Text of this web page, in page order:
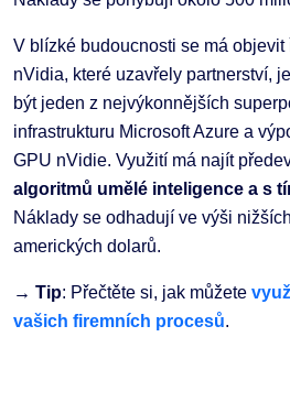
V blízké budoucnosti se má objevit
nVidia, které uzavřely partnerství,
být jeden z nejvýkonnějších
infrastrukturu Microsoft Azure a
GPU nVidie. Využití má najít
algoritmů umělé inteligence a s
Náklady se odhadují ve výši
amerických dolarů.
→ Tip: Přečtěte si, jak můžete
vašich firemních procesů.